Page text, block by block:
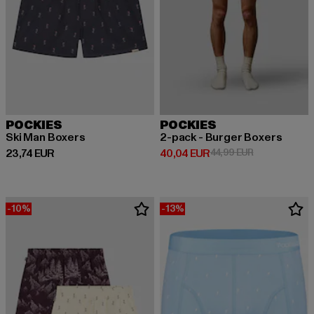
POCKIES
Ski Man Boxers
23,74 EUR
Prix courant: 23,74 EUR
POCKIES
2-pack - Burger Boxers
40,04 EUR
Prix courant: 40,04 EUR
44,99 EURPrix en
-10% -13%